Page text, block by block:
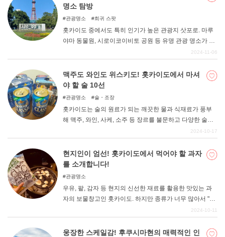
일반 온천 호텔과 비슷한 가격대로 숙박할 수 있는 호텔이
많으니 꼭 한번 체크해 보길 바란다!
명소 탐방
관광명소 희귀 스팟
홋카이도 중에서도 특히 인기가 높은 관광지 삿포로. 마루
야마 동물원, 시로이코이비토 공원 등 유명 관광 명소가 많
은 지역이지만, 사실 매력적인 진귀한 명소도 많이 있다. 그
스를 소개한다. 색다른 여행을 하고 싶은 분들은 꼭 참고해
보시기 바랍니다.
2024-11-06
맥주도 와인도 위스키도! 홋카이도에서 마셔
야 할 술 10선
관광명소 술・조장
홋카이도는 술의 원료가 되는 깨끗한 물과 식재료가 풍부
해 맥주, 와인, 사케, 소주 등 장르를 불문하고 다양한 술이
생산되고 있다. 그 중에는 홋카이도에서만 맛볼 수 있는 알
마셔보고 싶은 홋카이도산 술을 소개한다.
2024-10-17
현지인이 엄선! 홋카이도에서 먹어야 할 과자
를 소개합니다!
관광명소
우유, 팥, 감자 등 현지의 신선한 재료를 활용한 맛있는 과
자의 보물창고인 홋카이도. 하지만 종류가 너무 많아서 "어
떤 것을 먹어야 할지 모르겠다... "라는 분들도 많을 것이다.
는 홋카이도 과자를 소개한다! 기념품 구입이나 여행 중
2024-10-11
웅장한 스케일감! 후쿠시마현의 매력적인 인